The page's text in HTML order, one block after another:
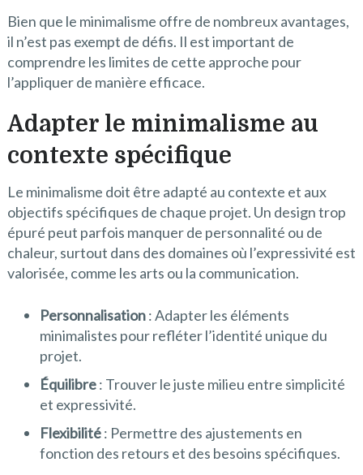
Bien que le minimalisme offre de nombreux avantages,
il n’est pas exempt de défis. Il est important de
comprendre les limites de cette approche pour
l’appliquer de manière efficace.
Adapter le minimalisme au
contexte spécifique
Le minimalisme doit être adapté au contexte et aux
objectifs spécifiques de chaque projet. Un design trop
épuré peut parfois manquer de personnalité ou de
chaleur, surtout dans des domaines où l’expressivité est
valorisée, comme les arts ou la communication.
Personnalisation: Adapter les éléments
minimalistes pour refléter l’identité unique du
projet.
Équilibre: Trouver le juste milieu entre simplicité
et expressivité.
Flexibilité: Permettre des ajustements en
fonction des retours et des besoins spécifiques.